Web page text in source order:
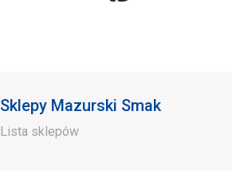
Sklepy Mazurski Smak
Lista sklepów